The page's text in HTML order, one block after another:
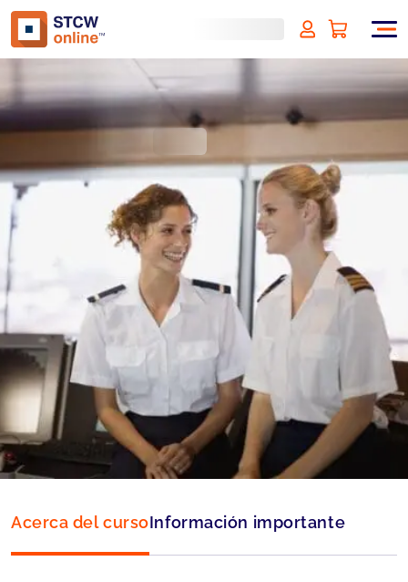
Cyber Security in Spanish
SIGN UP
Approved by: ECMT, The Netherlands
Duration: 1 horas
Type: Verificación en línea y de identidad
Language: Español
Acerca del cursoInformación importante